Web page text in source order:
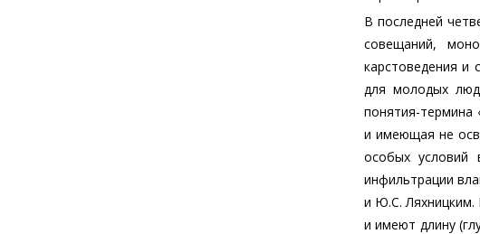
В последней
совещаний,
карстоведения и
для молодых
понятия-термина
и имеющая не
особых условий
инфильтрации
и Ю.С. Ляхницким.
и имеют длину